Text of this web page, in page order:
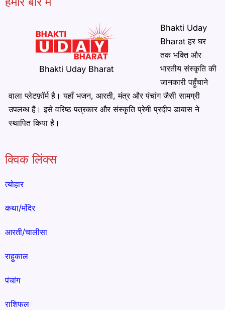
Bhakti Uday Bharat
Bhakti Uday
Bharat हर घर
तक भक्ति और
भारतीय संस्कृति की
जानकारी पहुँचाने
वाला प्लेटफ़ॉर्म है। यहाँ भजन, आरती, मंत्र और पंचांग जैसी सामग्री
उपलब्ध है। इसे वरिष्ठ पत्रकार और संस्कृति प्रेमी प्रदीप डाबास ने
स्थापित किया है।
क्विक लिंक्स
त्योहार
कथा/मंदिर
आरती/चालीसा
राहुकाल
पंचांग
राशिफल